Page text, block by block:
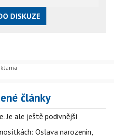
DISKUZE
články
Je ale ještě podivnější
Oslava narozenin,